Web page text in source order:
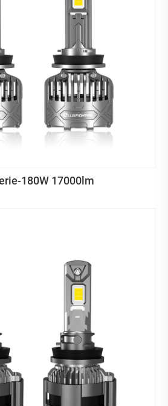
180W 17000lm